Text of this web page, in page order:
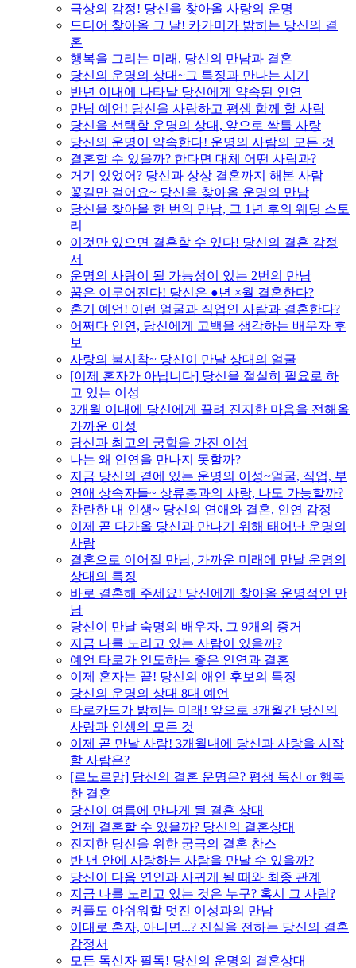
극상의 감정! 당신을 찾아올 사랑의 운명
드디어 찾아올 그 날! 카가미가 밝히는 당신의 결
혼
행복을 그리는 미래, 당신의 만남과 결혼
당신의 운명의 상대~그 특징과 만나는 시기
반년 이내에 나타날 당신에게 약속된 인연
만남 예언! 당신을 사랑하고 평생 함께 할 사람
당신을 선택할 운명의 상대, 앞으로 싹틀 사랑
당신의 운명이 약속한다! 운명의 사람의 모든 것
결혼할 수 있을까? 한다면 대체 어떤 사람과?
거기 있었어? 당신과 상상 결혼까지 해본 사람
꽃길만 걸어요~ 당신을 찾아올 운명의 만남
당신을 찾아올 한 번의 만남, 그 1년 후의 웨딩 스토
리
이것만 있으면 결혼할 수 있다! 당신의 결혼 감정
서
운명의 사랑이 될 가능성이 있는 2번의 만남
꿈은 이루어진다! 당신은 ●년 ×월 결혼한다?
혼기 예언! 이런 얼굴과 직업인 사람과 결혼한다?
어쩌다 인연, 당신에게 고백을 생각하는 배우자 후
보
사랑의 불시착~ 당신이 만날 상대의 얼굴
[이제 혼자가 아닙니다] 당신을 절실히 필요로 하
고 있는 이성
3개월 이내에 당신에게 끌려 진지한 마음을 전해올
가까운 이성
당신과 최고의 궁합을 가진 이성
나는 왜 인연을 만나지 못할까?
지금 당신의 곁에 있는 운명의 이성~얼굴, 직업, 부
연애 상속자들~ 상류층과의 사랑, 나도 가능할까?
찬란한 내 인생~ 당신의 연애와 결혼, 인연 감정
이제 곧 다가올 당신과 만나기 위해 태어난 운명의
사람
결혼으로 이어질 만남, 가까운 미래에 만날 운명의
상대의 특징
바로 결혼해 주세요! 당신에게 찾아올 운명적인 만
남
당신이 만날 숙명의 배우자, 그 9개의 증거
지금 나를 노리고 있는 사람이 있을까?
예언 타로가 인도하는 좋은 인연과 결혼
이제 혼자는 끝! 당신의 애인 후보의 특징
당신의 운명의 상대 8대 예언
타로카드가 밝히는 미래! 앞으로 3개월간 당신의
사랑과 인생의 모든 것
이제 곧 만날 사람! 3개월내에 당신과 사랑을 시작
할 사람은?
[르노르망] 당신의 결혼 운명은? 평생 독신 or 행복
한 결혼
당신이 여름에 만나게 될 결혼 상대
언제 결혼할 수 있을까? 당신의 결혼상대
진지한 당신을 위한 궁극의 결혼 찬스
반 년 안에 사랑하는 사람을 만날 수 있을까?
당신이 다음 연인과 사귀게 될 때와 최종 관계
지금 나를 노리고 있는 것은 누구? 혹시 그 사람?
커플도 아쉬워할 멋진 이성과의 만남
이대로 혼자, 아니면...? 진실을 전하는 당신의 결혼
감정서
모든 독신자 필독! 당신의 운명의 결혼상대